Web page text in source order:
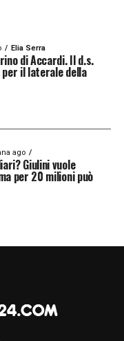
Elia Serra
di Accardi. Il d.s.
il laterale della
ago
Giulini vuole
per 20 milioni può